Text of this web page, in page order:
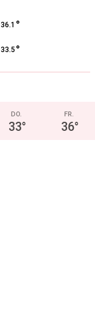
36.1 °
33.5 °
DO.
33°
FR.
36°